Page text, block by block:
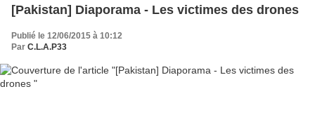
[Pakistan] Diaporama - Les victimes des drones
Publié le 12/06/2015 à 10:12
Par C.L.A.P33